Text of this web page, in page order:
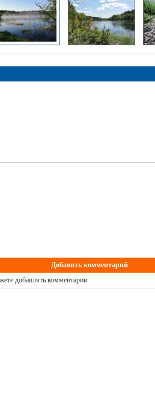
Добавить комментарий
добавлять комментарии